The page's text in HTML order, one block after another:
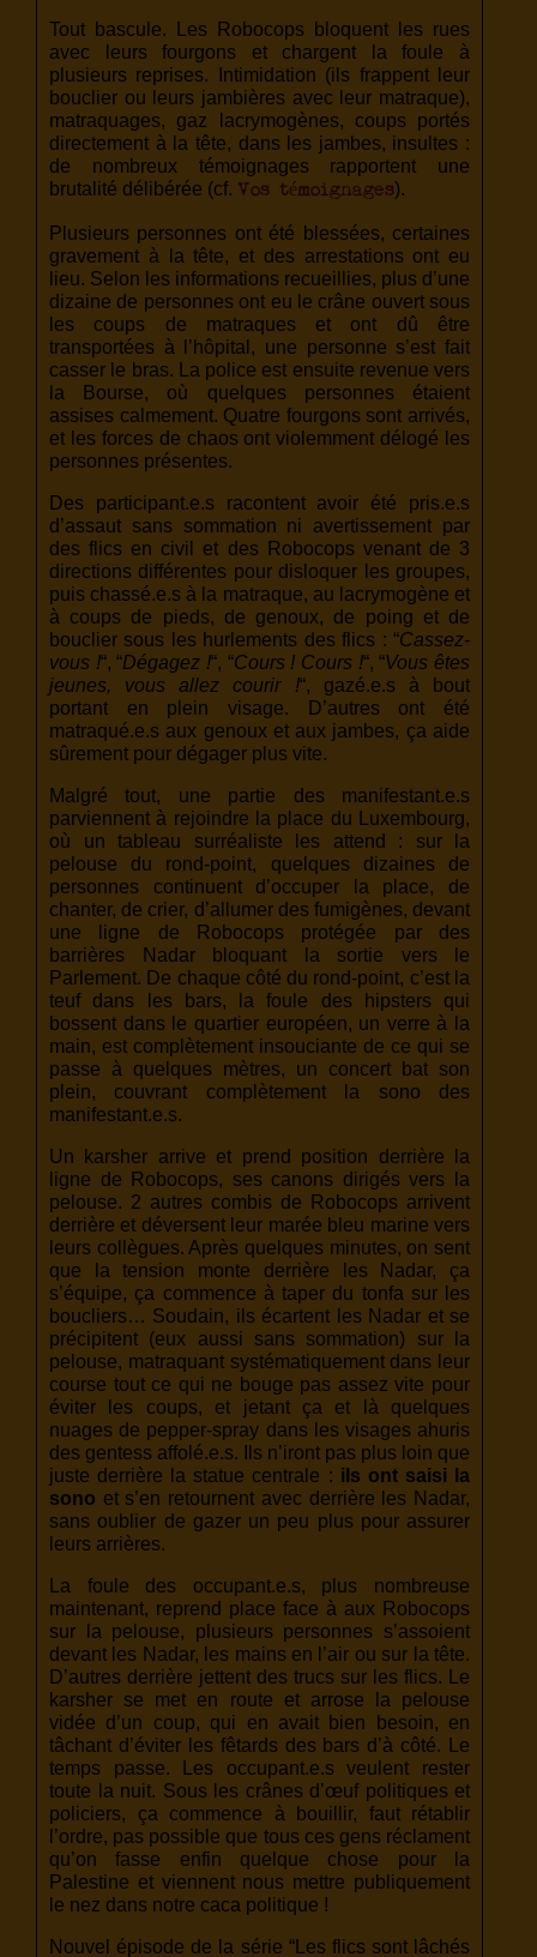
Tout bascule. Les Robocops bloquent les rues
avec leurs fourgons et chargent la foule à
plusieurs reprises. Intimidation (ils frappent leur
bouclier ou leurs jambières avec leur matraque),
matraquages, gaz lacrymogènes, coups portés
directement à la tête, dans les jambes, insultes :
de nombreux témoignages rapportent une
brutalité délibérée (cf. Vos témoignages).
Plusieurs personnes ont été blessées, certaines
gravement à la tête, et des arrestations ont eu
lieu. Selon les informations recueillies, plus d’une
dizaine de personnes ont eu le crâne ouvert sous
les coups de matraques et ont dû être
transportées à l’hôpital, une personne s’est fait
casser le bras. La police est ensuite revenue vers
la Bourse, où quelques personnes étaient
assises calmement. Quatre fourgons sont arrivés,
et les forces de chaos ont violemment délogé les
personnes présentes.
Des participant.e.s racontent avoir été pris.e.s
d’assaut sans sommation ni avertissement par
des flics en civil et des Robocops venant de 3
directions différentes pour disloquer les groupes,
puis chassé.e.s à la matraque, au lacrymogène et
à coups de pieds, de genoux, de poing et de
bouclier sous les hurlements des flics : “Cassez-
vous !“, “Dégagez !“, “Cours ! Cours !“, “Vous êtes
jeunes, vous allez courir !“, gazé.e.s à bout
portant en plein visage. D’autres ont été
matraqué.e.s aux genoux et aux jambes, ça aide
sûrement pour dégager plus vite.
Malgré tout, une partie des manifestant.e.s
parviennent à rejoindre la place du Luxembourg,
où un tableau surréaliste les attend : sur la
pelouse du rond-point, quelques dizaines de
personnes continuent d’occuper la place, de
chanter, de crier, d’allumer des fumigènes, devant
une ligne de Robocops protégée par des
barrières Nadar bloquant la sortie vers le
Parlement. De chaque côté du rond-point, c’est la
teuf dans les bars, la foule des hipsters qui
bossent dans le quartier européen, un verre à la
main, est complètement insouciante de ce qui se
passe à quelques mètres, un concert bat son
plein, couvrant complètement la sono des
manifestant.e.s.
Un karsher arrive et prend position derrière la
ligne de Robocops, ses canons dirigés vers la
pelouse. 2 autres combis de Robocops arrivent
derrière et déversent leur marée bleu marine vers
leurs collègues. Après quelques minutes, on sent
que la tension monte derrière les Nadar, ça
s’équipe, ça commence à taper du tonfa sur les
boucliers… Soudain, ils écartent les Nadar et se
précipitent (eux aussi sans sommation) sur la
pelouse, matraquant systématiquement dans leur
course tout ce qui ne bouge pas assez vite pour
éviter les coups, et jetant ça et là quelques
nuages de pepper-spray dans les visages ahuris
des gentess affolé.e.s. Ils n’iront pas plus loin que
juste derrière la statue centrale : ils ont saisi la
sono et s’en retournent avec derrière les Nadar,
sans oublier de gazer un peu plus pour assurer
leurs arrières.
La foule des occupant.e.s, plus nombreuse
maintenant, reprend place face à aux Robocops
sur la pelouse, plusieurs personnes s’assoient
devant les Nadar, les mains en l’air ou sur la tête.
D’autres derrière jettent des trucs sur les flics. Le
karsher se met en route et arrose la pelouse
vidée d’un coup, qui en avait bien besoin, en
tâchant d’éviter les fêtards des bars d’à côté. Le
temps passe. Les occupant.e.s veulent rester
toute la nuit. Sous les crânes d’œuf politiques et
policiers, ça commence à bouillir, faut rétablir
l’ordre, pas possible que tous ces gens réclament
qu’on fasse enfin quelque chose pour la
Palestine et viennent nous mettre publiquement
le nez dans notre caca politique !
Nouvel épisode de la série “Les flics sont lâchés